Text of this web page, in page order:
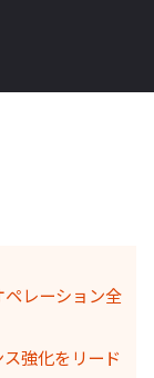
レーション全
強化をリード